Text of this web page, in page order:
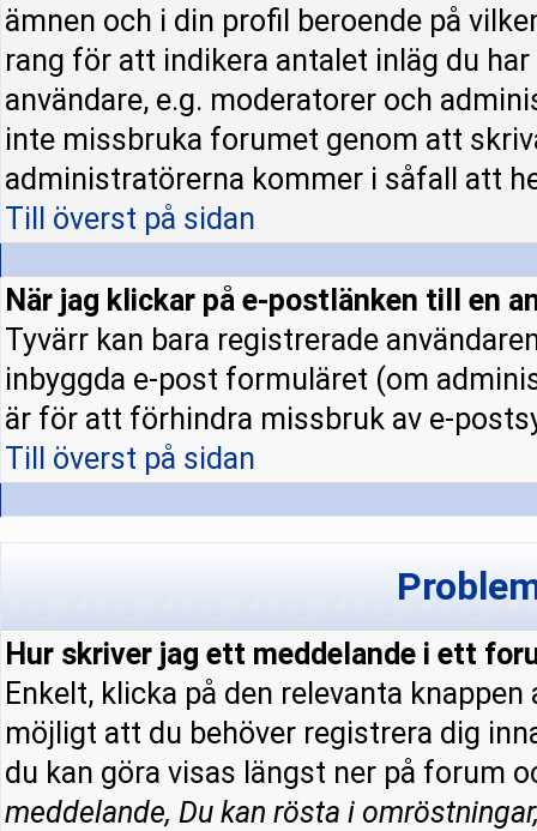
ämnen och i din profil beroende på
rang för att indikera antalet inläg du
användare, e.g. moderatorer och
inte missbruka forumet genom att
administratörerna kommer i såfall att
Till överst på sidan
När jag klickar på e-postlänken till en
Tyvärr kan bara registrerade
inbyggda e-post formuläret (om
är för att förhindra missbruk av e-
Till överst på sidan
Hur skriver jag ett meddelande i ett
Enkelt, klicka på den relevanta
möjligt att du behöver registrera dig
du kan göra visas längst ner på forum
meddelande, Du kan rösta i